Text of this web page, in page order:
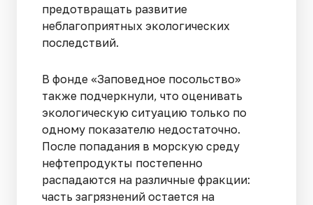
предотвращать развитие
неблагоприятных экологических
последствий.
В фонде «Заповедное посольство»
также подчеркнули, что оценивать
экологическую ситуацию только по
одному показателю недостаточно.
После попадания в морскую среду
нефтепродукты постепенно
распадаются на различные фракции:
часть загрязнений остается на